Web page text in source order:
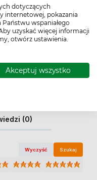
dotyczących
internetowej, pokazania
wspaniałego
uzyskać więcej informacji
otwórz ustawienia.
Akceptuj wszystko
0%
0%
(0)
Wyczyść Szukaj